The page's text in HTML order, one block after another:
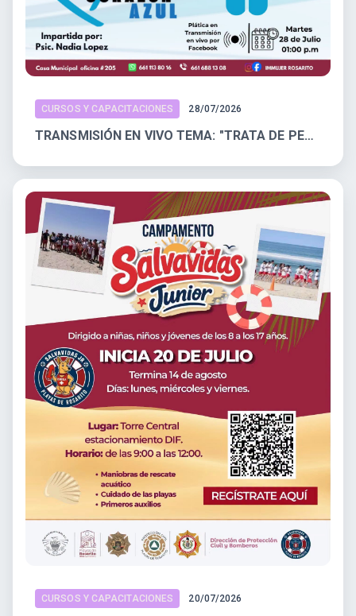
CURSOS Y CAPACITACIONES 28/07/2026
TRANSMISIÓN EN VIVO TEMA: "TRATA DE PERSONAS: COMO PREVENIRLA Y PROTEGERNOS"
CURSOS Y CAPACITACIONES 20/07/2026